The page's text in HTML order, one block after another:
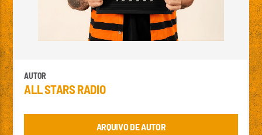
AUTOR
ALL STARS RADIO
ARQUIVO DE AUTOR